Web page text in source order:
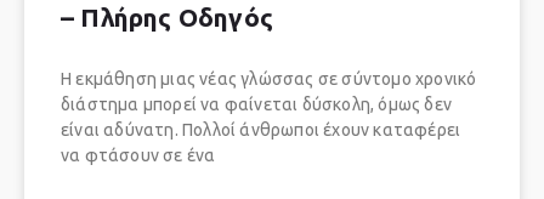
– Πλήρης Οδηγός
Η εκμάθηση μιας νέας γλώσσας σε σύντομο χρονικό
διάστημα μπορεί να φαίνεται δύσκολη, όμως δεν
είναι αδύνατη. Πολλοί άνθρωποι έχουν καταφέρει
να φτάσουν σε ένα